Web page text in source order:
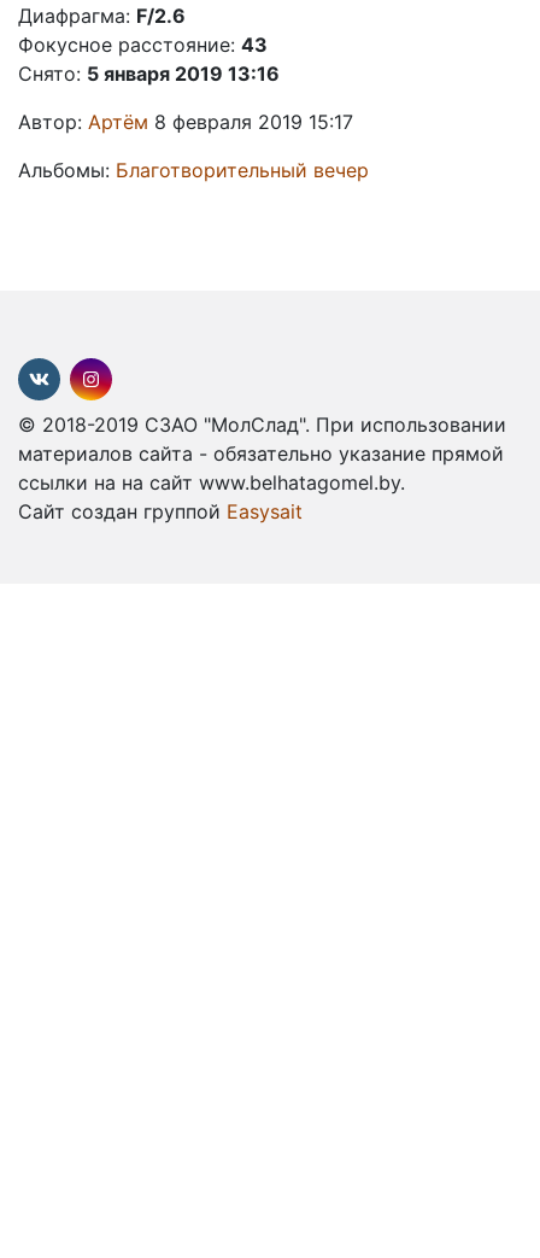
Диафрагма: F/2.6
Фокусное расстояние: 43
Снято: 5 января 2019 13:16
Автор: Артём 8 февраля 2019 15:17
Альбомы: Благотворительный вечер
© 2018-2019 СЗАО "МолСлад". При использовании
материалов сайта - обязательно указание прямой
ссылки на на сайт www.belhatagomel.by.
Сайт создан группой Easysait